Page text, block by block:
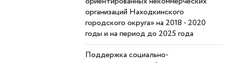
организаций Находкинского
городского округа» на 2018 - 2020
годы и на период до 2025 года
Поддержка социально-